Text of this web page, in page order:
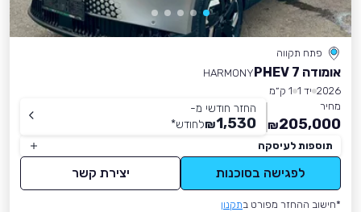
פתח תקווה
אומודה 7 PHEV
HARMONY
2026 יד 1
1 ק״מ
מחיר
205,000
₪
החזר חודשי מ-
1,530
₪לחודש*
תוספות לעיסקה
לפגישה בסוכנות יצירת קשר
*חישוב ההחזר מפורט בתקנון